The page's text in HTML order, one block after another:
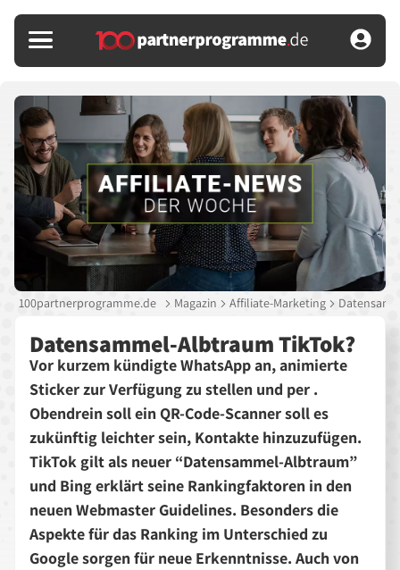
100partnerprogramme.de Magazin Affiliate-Marketing
Datensammel-Albtraum TikTok?
Vor kurzem kündigte WhatsApp an, animierte
Sticker zur Verfügung zu stellen und per .
Obendrein soll ein QR-Code-Scanner soll es
zukünftig leichter sein, Kontakte hinzuzufügen.
TikTok gilt als neuer “Datensammel-Albtraum”
und Bing erklärt seine Rankingfaktoren in den
neuen Webmaster Guidelines. Besonders die
Aspekte für das Ranking im Unterschied zu
Google sorgen für neue Erkenntnisse. Auch von